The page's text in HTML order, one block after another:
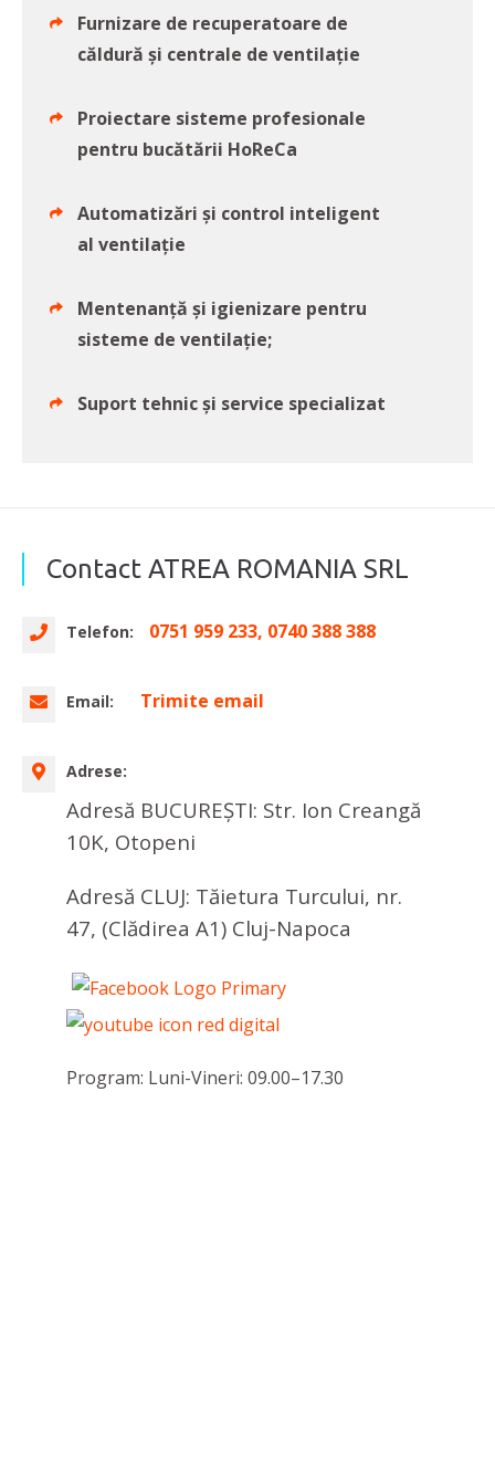
Furnizare de recuperatoare de
căldură și centrale de ventilație
Proiectare sisteme profesionale
pentru bucătării HoReCa
Automatizări și control inteligent
al ventilație
Mentenanță și igienizare pentru
sisteme de ventilație;
Suport tehnic și service specializat
Contact ATREA ROMANIA SRL
Telefon: 0751 959 233, 0740 388 388
Email: Trimite email
Adrese:
Adresă BUCUREȘTI: Str. Ion Creangă
10K, Otopeni
Adresă CLUJ: Tăietura Turcului, nr.
47, (Clădirea A1) Cluj-Napoca
Program: Luni-Vineri: 09.00–17.30